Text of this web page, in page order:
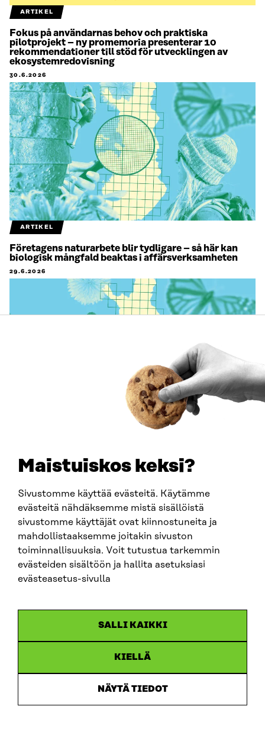
Maistuiskos keksi?
Sivustomme käyttää evästeitä. Käytämme
evästeitä nähdäksemme mistä sisällöistä
sivustomme käyttäjät ovat kiinnostuneita ja
mahdollistaaksemme joitakin sivuston
toiminnallisuuksia. Voit tutustua tarkemmin
evästeiden sisältöön ja hallita asetuksiasi
evästeasetus-sivulla
SALLI KAIKKI
KIELLÄ
NÄYTÄ TIEDOT
ARTIKEL
Fokus på användarnas behov och praktiska
pilotprojekt – ny promemoria presenterar 10
rekommendationer till stöd för utvecklingen av
ekosystemredovisning
30.6.2026
ARTIKEL
Företagens naturarbete blir tydligare – så här kan
biologisk mångfald beaktas i affärsverksamheten
29.6.2026
18.6.2026